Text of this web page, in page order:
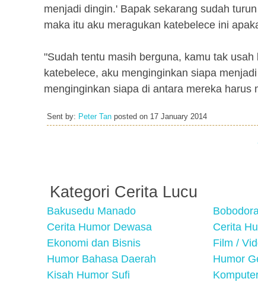
menjadi dingin.' Bapak sekarang sudah
maka itu aku meragukan katebelece ini
"Sudah tentu masih berguna, kamu tak
katebelece, aku menginginkan siapa
menginginkan siapa di antara mereka
Sent by: Peter Tan posted on 17 January 2014
Kategori Cerita Lucu
Bakusedu Manado
Cerita Humor Dewasa
Cerita
Ekonomi dan Bisnis
Film /
Humor Bahasa Daerah
Humor
Kisah Humor Sufi